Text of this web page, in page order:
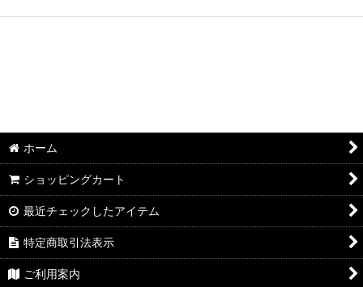
ホーム
ショッピングカート
最近チェックしたアイテム
特定商取引法表示
ご利用案内